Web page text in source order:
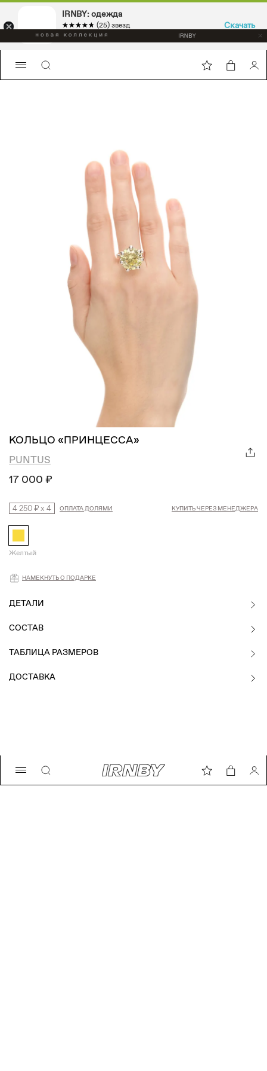
КОЛЬЦО «ПРИНЦЕССА»
PUNTUS
17 000 ₽
4 250 ₽x 4 ОПЛАТА ДОЛЯМИ КУПИТЬ ЧЕРЕЗ МЕНЕДЖЕРА
Желтый
Намекнуть о подарке
НАМЕКНУТЬ О ПОДАРКЕ
ДЕТАЛИ
СОСТАВ
ТАБЛИЦА РАЗМЕРОВ
ДОСТАВКА
IRNBY: одежда
☆☆☆☆☆
★★★★★ (25) звезд
Sport & casual, аксессуары
Скачать